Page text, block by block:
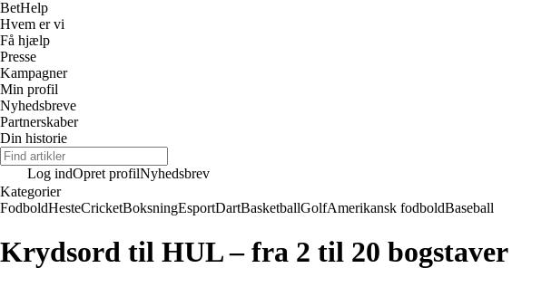
BetHelp
Hvem er vi
Få hjælp
Presse
Kampagner
Min profil
Nyhedsbreve
Partnerskaber
Din historie
Log indOpret profilNyhedsbrev
Kategorier
FodboldHesteCricketBoksningEsportDartBasketballGolfAmerikansk fodboldBaseball
Krydsord til HUL – fra 2 til 20 bogstaver